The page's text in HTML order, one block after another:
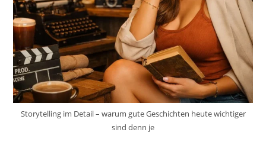
Storytelling im Detail – warum gute Geschichten heute wichtiger
sind denn je